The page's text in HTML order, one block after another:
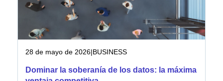
28 de mayo de 2026|BUSINESS
Dominar la soberanía de los datos: la máxima